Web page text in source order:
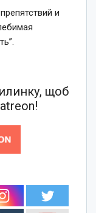
и
щоб